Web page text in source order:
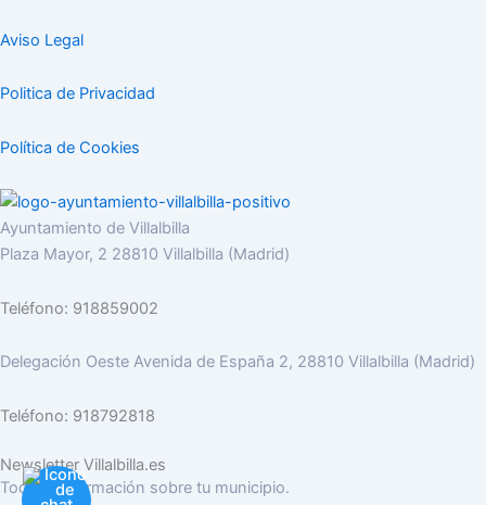
Aviso Legal
Politica de Privacidad
Política de Cookies
Ayuntamiento de Villalbilla
Plaza Mayor, 2 28810 Villalbilla (Madrid)
Teléfono: 918859002
Delegación Oeste Avenida de España 2, 28810 Villalbilla (Madrid)
Teléfono: 918792818
Newsletter Villalbilla.es
Toda la información sobre tu municipio.